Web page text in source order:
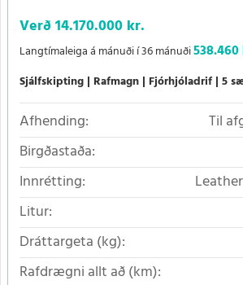
Verð14.170.000 kr.
Langtímaleiga á mánuði í 36 mánuði
Sjálfskipting Rafmagn Fjórhjóladrif 5
Afhending:
Til
Birgðastaða:
Innrétting:
Litur:
Dráttargeta (kg):
Rafdrægni allt að (km):